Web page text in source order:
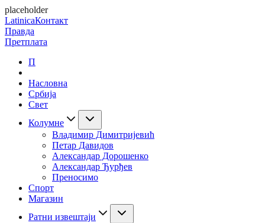
placeholder
LatinicaКонтакт
Правда
Претплата
П
Насловна
Србија
Свет
Колумне
Владимир Димитријевић
Петар Давидов
Александар Дорошенко
Александар Ђурђев
Преносимо
Спорт
Магазин
Ратни извештаји